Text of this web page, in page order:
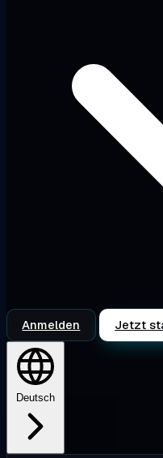
Anmelden Jetzt
Deutsch